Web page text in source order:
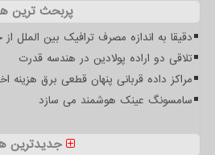
پربحث ترین
دقیقا به اندازه مصرف ترافیک بین
تلاقی دو اراده پولادین در هندسه قدرت
مراکز داده قربانی پنهان قطعی برق هزینه
سامسونگ عینک هوشمند می سازد
جدیدترین